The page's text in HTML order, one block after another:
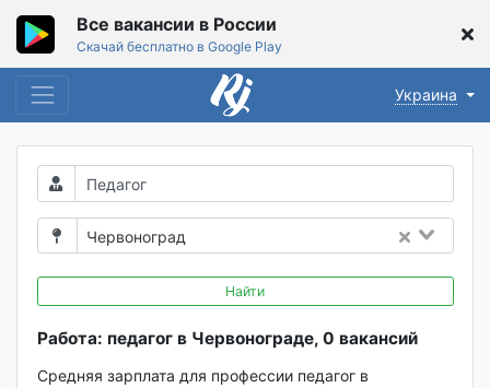
Все вакансии в России
Скачай бесплатно в Google Play
Украина
Червоноград
Найти
Работа: педагог в Червонограде, 0 вакансий
Средняя зарплата для профессии педагог в